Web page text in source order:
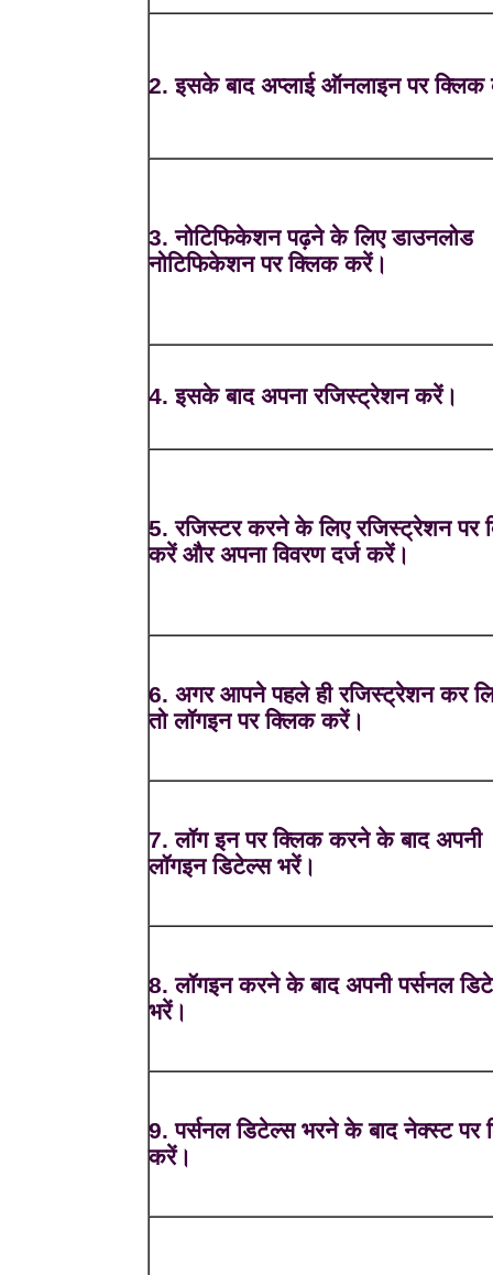
2. इसके बाद अप्लाई ऑनलाइन पर
3. नोटिफिकेशन पढ़ने के लिए डाउनलोड
नोटिफिकेशन पर क्लिक करें।
4. इसके बाद अपना रजिस्ट्रेशन करें।
5. रजिस्टर करने के लिए रजिस्ट्रेशन पर
करें और अपना विवरण दर्ज करें।
6. अगर आपने पहले ही रजिस्ट्रेशन कर
तो लॉगइन पर क्लिक करें।
7. लॉग इन पर क्लिक करने के बाद अपनी
लॉगइन डिटेल्स भरें।
8. लॉगइन करने के बाद अपनी पर्सनल
भरें।
9. पर्सनल डिटेल्स भरने के बाद नेक्स्ट पर
करें।